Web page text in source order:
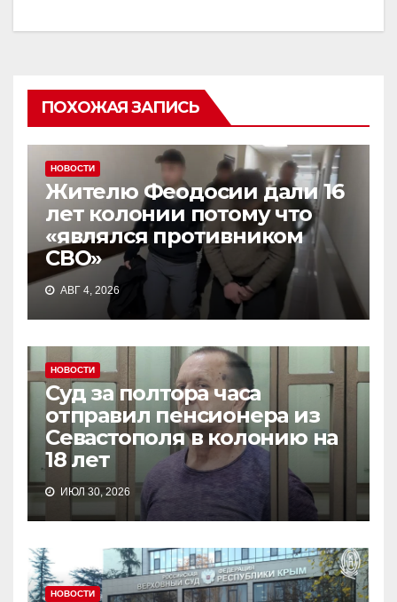
ПОХОЖАЯ ЗАПИСЬ
НОВОСТИ
Жителю Феодосии дали 16
лет колонии потому что
«являлся противником
СВО»
АВГ 4, 2026
НОВОСТИ
Суд за полтора часа
отправил пенсионера из
Севастополя в колонию на
18 лет
ИЮЛ 30, 2026
НОВОСТИ